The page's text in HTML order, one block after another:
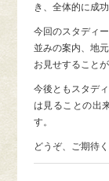
き、全体的に成
今回のスタディ
並みの案内、地
お見せすること
今後ともスタデ
は見ることの出
す。
どうぞ、ご期待く